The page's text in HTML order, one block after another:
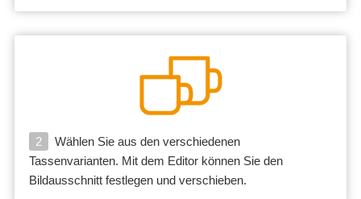
2
Wählen Sie aus den verschiedenen
Tassenvarianten. Mit dem Editor können Sie den
Bildausschnitt festlegen und verschieben.